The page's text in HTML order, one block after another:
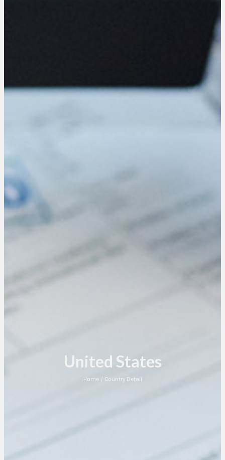
United States
Home / Country Detail